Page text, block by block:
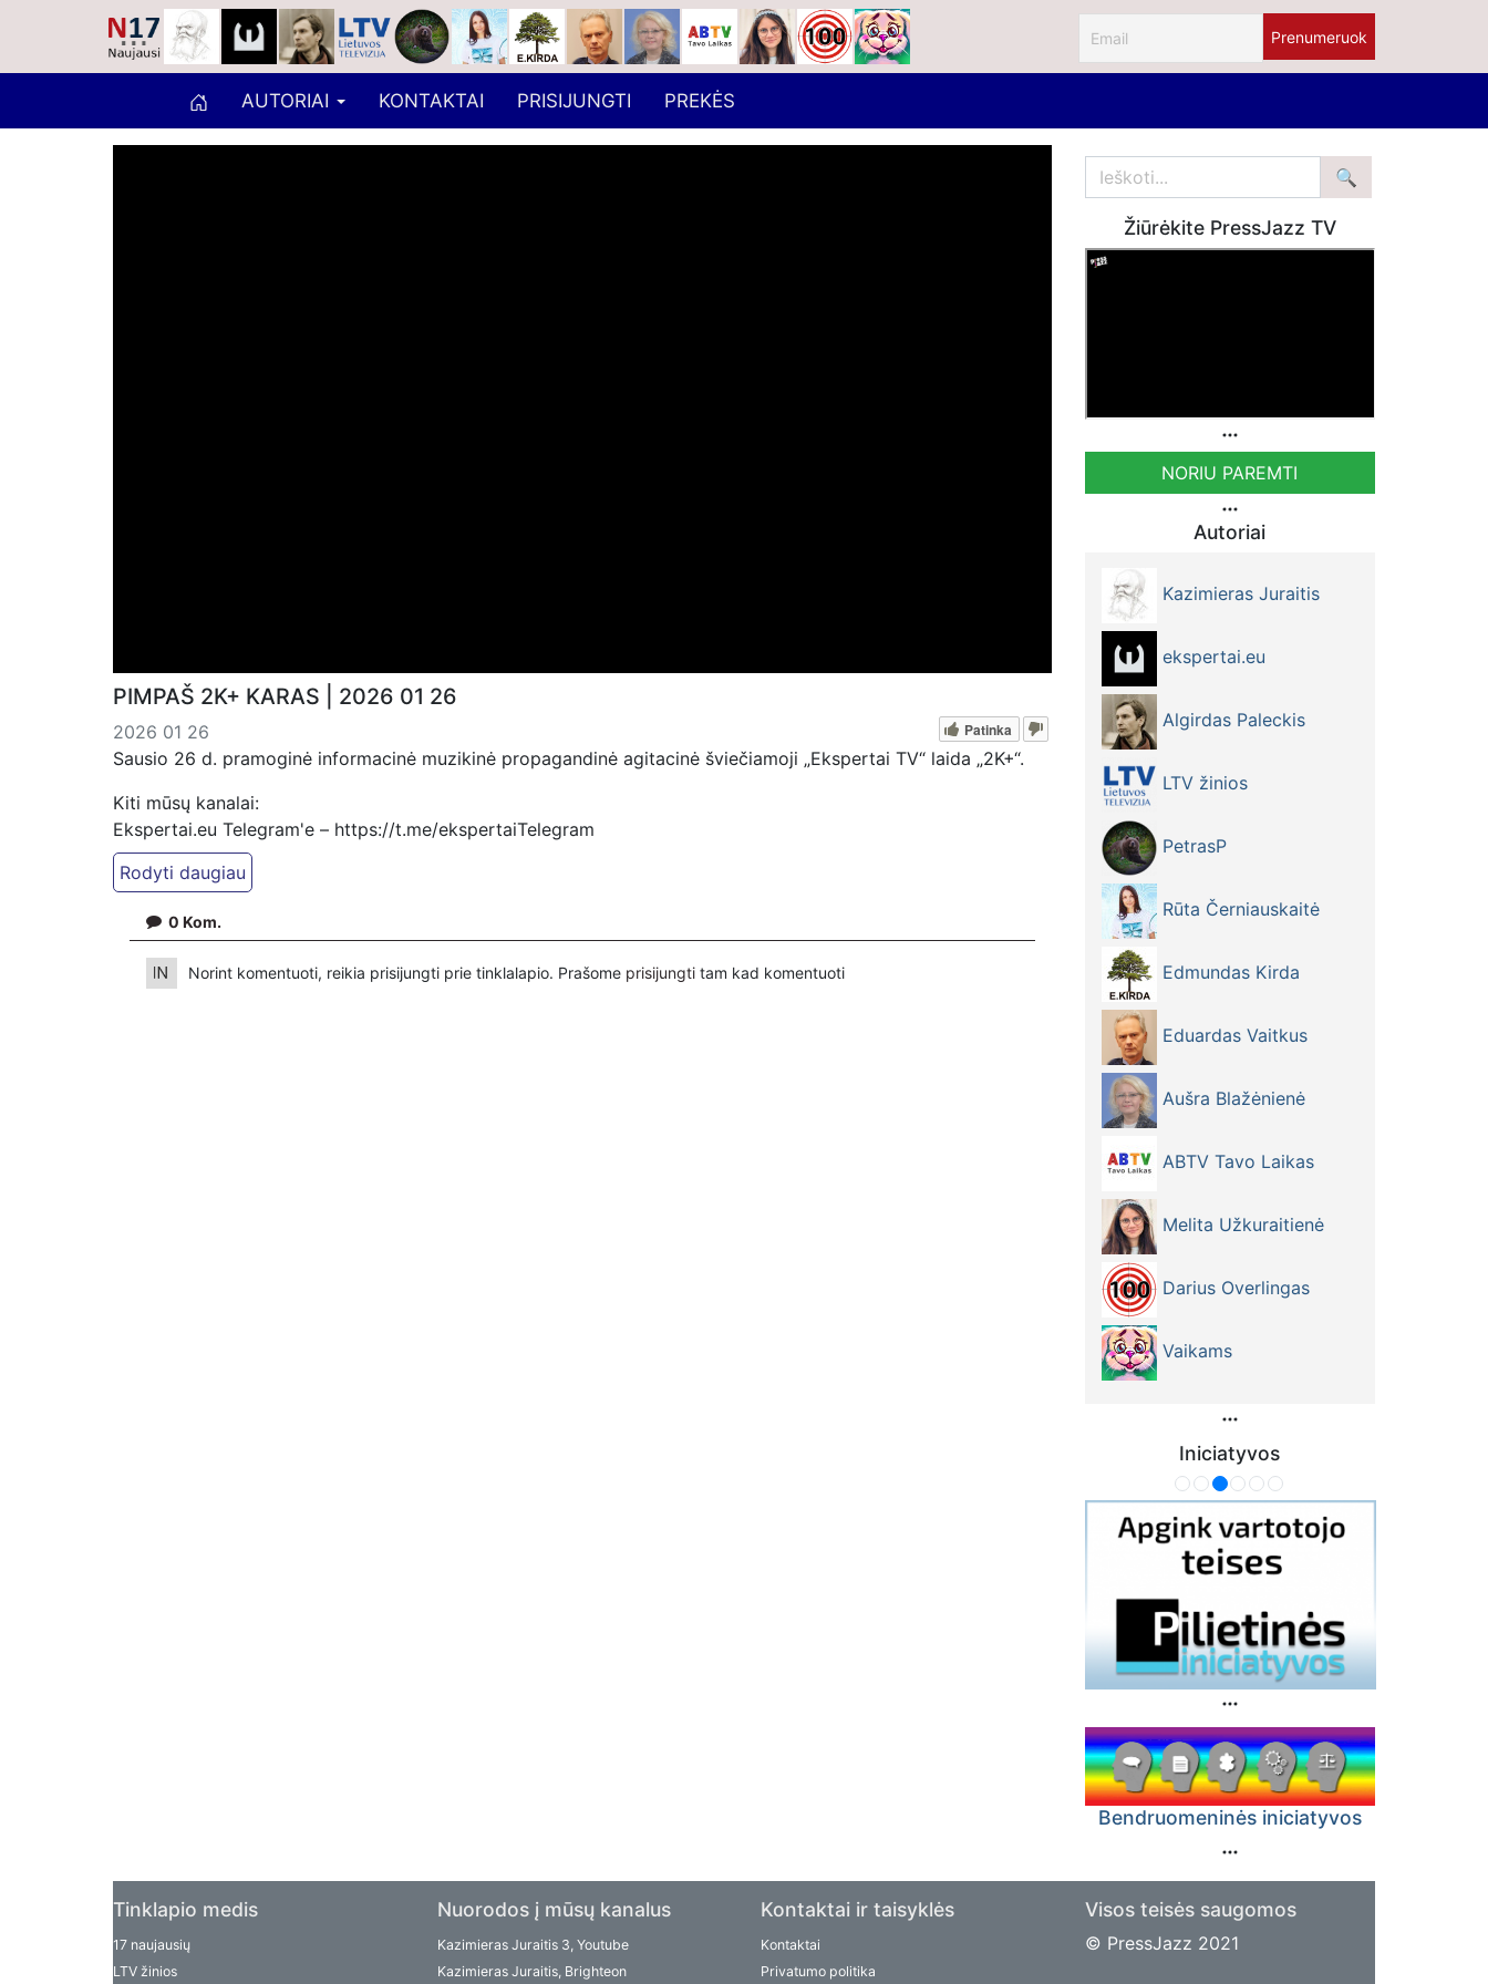
AUTORIAI KONTAKTAI PRISIJUNGTI PREKĖS
PIMPAŠ 2K+ KARAS | 2026 01 26
2026 01 26 Patinka
Sausio 26 d. pramoginė informacinė muzikinė propagandinė agitacinė šviečiamoji „Ekspertai TV“ laida „2K+“.
Kiti mūsų kanalai:
Ekspertai.eu Telegram'e – https://t.me/ekspertaiTelegram
Dailymotion: https://www.dailymotion.com/ekspertai
https://www.ekspertai.eu
Mūsų veikla galima tik dėka skaitytojų ir žiūrovų, mus paremti galima šiais būdais:
VšĮ „Ekspertai.eu“ per PayPal paspaudę šią nuorodą – https://www.paypal.com/paypalme/Ekspertaieu?
0 Kom.
Norint komentuoti, reikia prisijungti prie tinklalapio. Prašome prisijungti tam kad komentuoti
Žiūrėkite PressJazz TV
NORIU PAREMTI
Autoriai
Kazimieras Juraitis
ekspertai.eu
Algirdas Paleckis
LTV žinios
PetrasP
Rūta Černiauskaitė
Edmundas Kirda
Eduardas Vaitkus
Aušra Blažėnienė
ABTV Tavo Laikas
Melita Užkuraitienė
Darius Overlingas
Vaikams
Iniciatyvos
Bendruomeninės iniciatyvos
Tinklapio medis
17 naujausių
LTV žinios
Nuorodos į mūsų kanalus
Kazimieras Juraitis 3, Youtube
Kazimieras Juraitis, Brighteon
Kontaktai ir taisyklės
Kontaktai
Privatumo politika
Visos teisės saugomos
© PressJazz 2021